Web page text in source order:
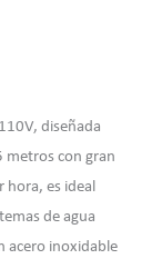
diseñada
metros con gran
es ideal
de agua
acero inoxidable